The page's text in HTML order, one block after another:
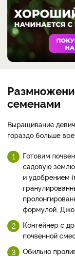
семенами
Выращивание
гораздо больше
Готовим
садовую
и удобрением
формулой,
Контейнер с
почвенной
Обильно